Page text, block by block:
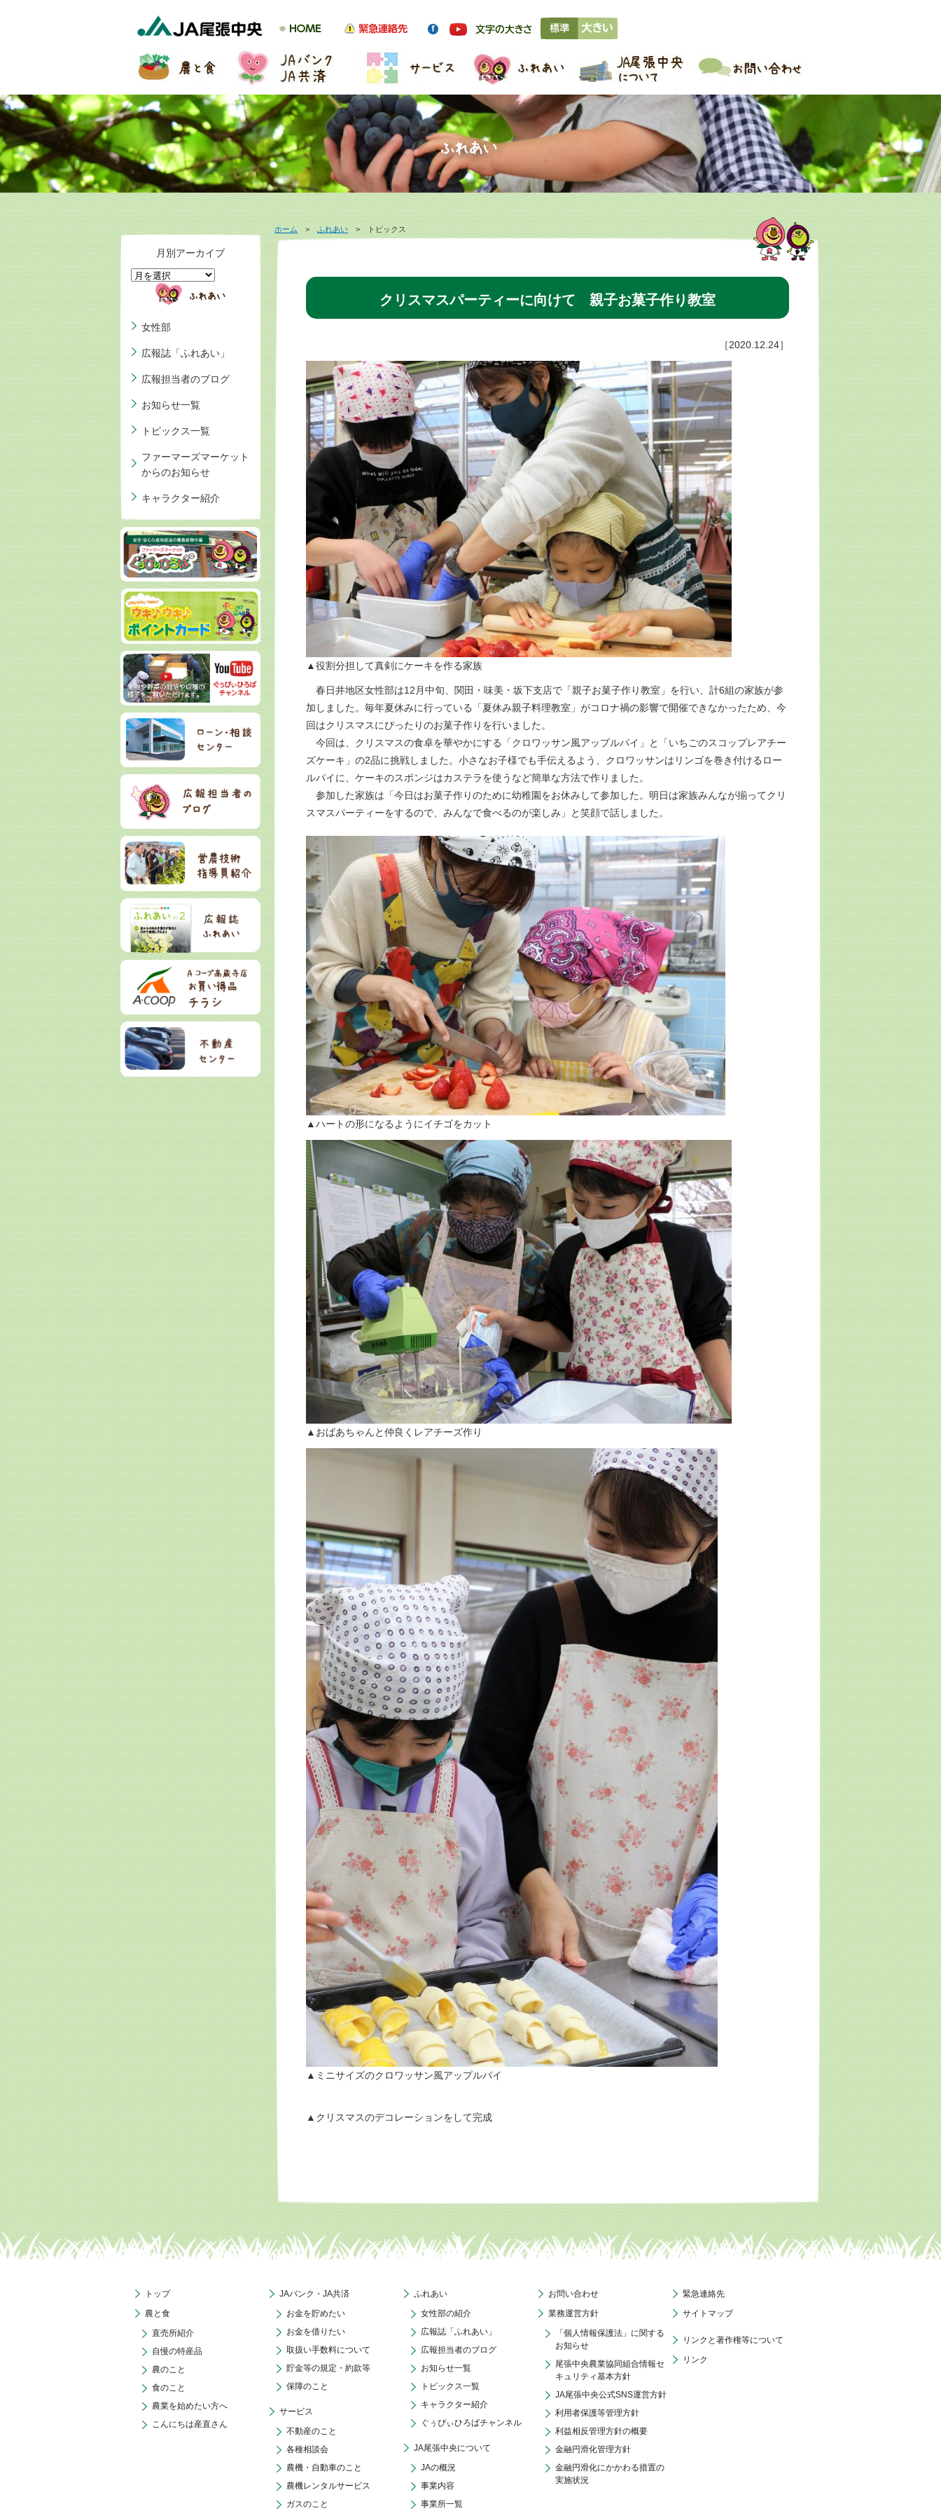
ホーム > ふれあい > トピックス
クリスマスパーティーに向けて 親子お菓子作り教室
［2020.12.24］
▲役割分担して真剣にケーキを作る家族
春日井地区女性部は12月中旬、関田・味美・坂下支店で「親子お菓子作り教室」を行い、計6組の家族が参
加しました。毎年夏休みに行っている「夏休み親子料理教室」がコロナ禍の影響で開催できなかったため、今
回はクリスマスにぴったりのお菓子作りを行いました。
今回は、クリスマスの食卓を華やかにする「クロワッサン風アップルパイ」と「いちごのスコップレアチー
ズケーキ」の2品に挑戦しました。小さなお子様でも手伝えるよう、クロワッサンはリンゴを巻き付けるロー
ルパイに、ケーキのスポンジはカステラを使うなど簡単な方法で作りました。
参加した家族は「今日はお菓子作りのために幼稚園をお休みして参加した。明日は家族みんなが揃ってクリ
スマスパーティーをするので、みんなで食べるのが楽しみ」と笑顔で話しました。
▲ハートの形になるようにイチゴをカット
▲おばあちゃんと仲良くレアチーズ作り
▲ミニサイズのクロワッサン風アップルパイ
▲クリスマスのデコレーションをして完成
月別アーカイブ
女性部
広報誌「ふれあい」
広報担当者のブログ
お知らせ一覧
トピックス一覧
ファーマーズマーケット
からのお知らせ
キャラクター紹介
トップ
農と食
直売所紹介
自慢の特産品
農のこと
食のこと
農業を始めたい方へ
こんにちは産直さん
JAバンク・JA共済
お金を貯めたい
お金を借りたい
取扱い手数料について
貯金等の規定・約款等
保障のこと
サービス
不動産のこと
各種相談会
農機・自動車のこと
農機レンタルサービス
ガスのこと
ふれあい
女性部の紹介
広報誌「ふれあい」
広報担当者のブログ
お知らせ一覧
トピックス一覧
キャラクター紹介
ぐぅぴぃひろばチャンネル
JA尾張中央について
JAの概況
事業内容
事業所一覧
お問い合わせ
業務運営方針
「個人情報保護法」に関する
お知らせ
尾張中央農業協同組合情報セ
キュリティ基本方針
JA尾張中央公式SNS運営方針
利用者保護等管理方針
利益相反管理方針の概要
金融円滑化管理方針
金融円滑化にかかわる措置の
実施状況
緊急連絡先
サイトマップ
リンクと著作権等について
リンク